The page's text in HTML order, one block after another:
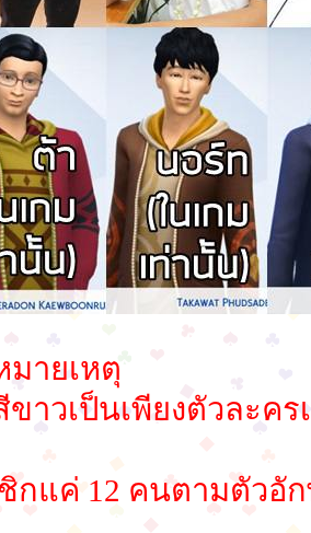
มายเหตุ
าวเป็นเพียงตัวละคร
กแค่ 12 คนตามตัวอั